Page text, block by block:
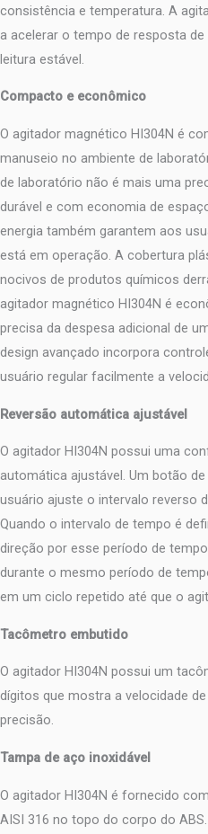
consistência e temperatura. A
a acelerar o tempo de resposta
leitura estável.
Compacto e econômico
O agitador magnético HI304N é
manuseio no ambiente de
de laboratório não é mais uma
durável e com economia de
energia também garantem aos
está em operação. A cobertura
nocivos de produtos químicos
agitador magnético HI304N é
precisa da despesa adicional de
design avançado incorpora
usuário regular facilmente a
Reversão automática ajustável
O agitador HI304N possui uma
automática ajustável. Um botão
usuário ajuste o intervalo reverso
Quando o intervalo de tempo é
direção por esse período de
durante o mesmo período de
em um ciclo repetido até que o
Tacômetro embutido
O agitador HI304N possui um
dígitos que mostra a velocidade
precisão.
Tampa de aço inoxidável
O agitador HI304N é fornecido
AISI 316 no topo do corpo do